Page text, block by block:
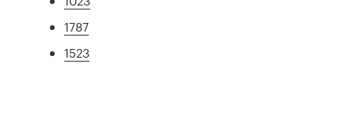
1787
1523